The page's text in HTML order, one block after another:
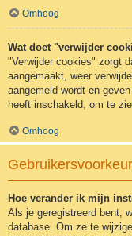
Omhoog
Wat doet "verwijder
"Verwijder cookies" zorgt
aangemaakt, weer
aangemeld wordt en
heeft inschakeld, om te
Omhoog
Hoe verander ik mijn
Als je geregistreerd bent,
database. Om ze te